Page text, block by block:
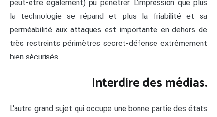
peut-être également) pu pénétrer. L'impression que plus
la technologie se répand et plus la friabilité et sa
perméabilité aux attaques est importante en dehors de
très restreints périmètres secret-défense extrêmement
bien sécurisés.
Interdire des médias.
L'autre grand sujet qui occupe une bonne partie des états